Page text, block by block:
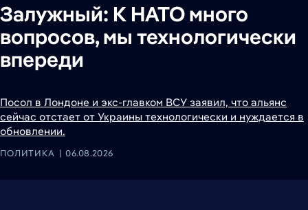
Залужный: К НАТО много
вопросов, мы технологически
впереди
Посол в Лондоне и экс-главком ВСУ заявил, что альянс
сейчас отстает от Украины технологически и нуждается в
обновлении.
ПОЛИТИКА 06.08.2026